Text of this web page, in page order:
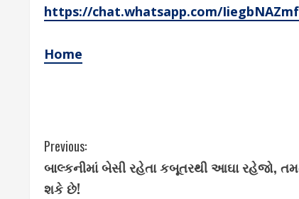
https://chat.whatsapp.com/
Home
C
o
Previous:
બાલ્કનીમાં બેસી રહેતા કબૂતરથી આઘા રહેજો, તમને
શકે છે!